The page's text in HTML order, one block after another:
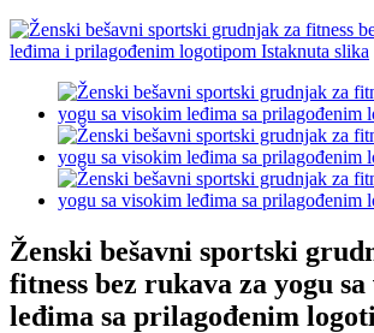
Ženski bešavni sportski
fitness bez rukava za yogu
leđima sa prilagođenim